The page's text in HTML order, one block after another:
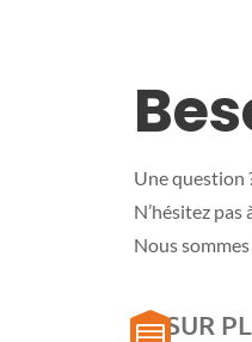
Une question
N’hésitez
Nous
SUR